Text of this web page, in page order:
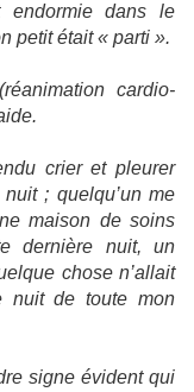
endormie dans le
petit était « parti ».
cardio-
crier et pleurer
; quelqu’un me
maison de soins
dernière nuit, un
chose n’allait
nuit de toute mon
signe évident qui